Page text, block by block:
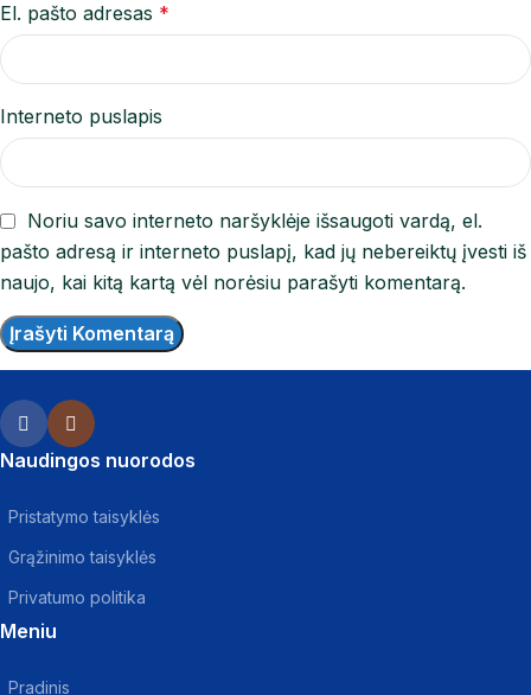
El. pašto adresas *
Interneto puslapis
Noriu savo interneto naršyklėje išsaugoti vardą, el.
pašto adresą ir interneto puslapį, kad jų nebereiktų įvesti iš
naujo, kai kitą kartą vėl norėsiu parašyti komentarą.
Naudingos nuorodos
Pristatymo taisyklės
Grąžinimo taisyklės
Privatumo politika
Meniu
Pradinis